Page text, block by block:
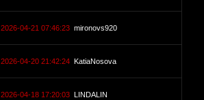
2026-04-21 07:46:23 mironovs920
2026-04-20 21:42:24 KatiaNosova
2026-04-18 17:20:03 LINDALIN